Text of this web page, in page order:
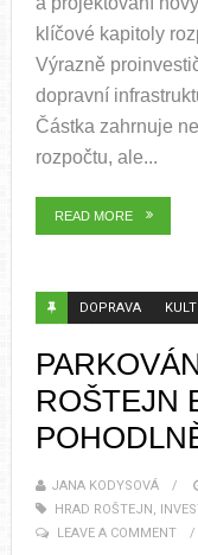
klíčové kapitoly
Výrazně
dopravní
Částka zahrnuje
rozpočtu, ale...
READ MORE
DOPRAVA
ROŠTEJN
JANA KODYSOVÁ
HRAD ROŠTEJN,
LEAVE A COMMENT